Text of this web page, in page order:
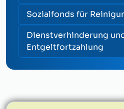
Sozialfonds für
Dienstverhinderung
Entgeltfortzahlung